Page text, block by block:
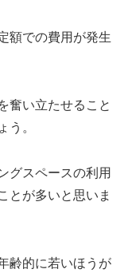
額での費用が発生
奮い立たせること
う。
グスペースの利用
とが多いと思いま
齢的に若いほうが